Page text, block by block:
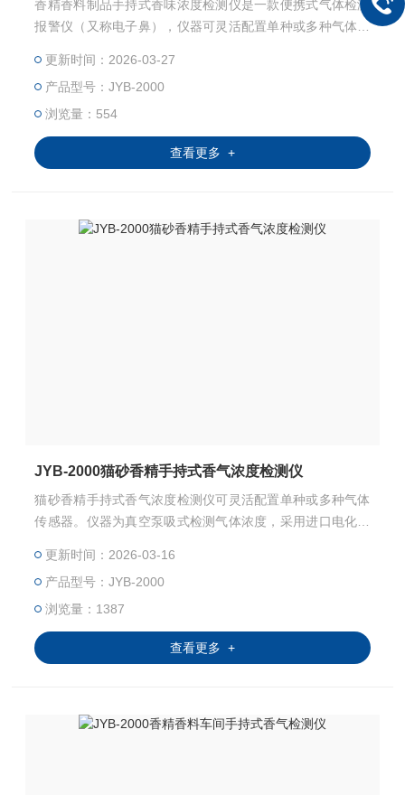
香精香料制品手持式香味浓度检测仪是一款便携式气体检测
报警仪（又称电子鼻），仪器可灵活配置单种或多种气体传
精、香薰、猫砂香精、日化香料这类气味。
更新时间：2026-03-27
产品型号：JYB-2000
浏览量：554
查看更多 +
JYB-2000猫砂香精手持式香气浓度检测仪
猫砂香精手持式香气浓度检测仪可灵活配置单种或多种气体
传感器。仪器为真空泵吸式检测气体浓度，采用进口电化学
菜单操作简单，使用场合：用来检测香水、香精、香薰、猫
砂香精、日化香料这类气味。
更新时间：2026-03-16
产品型号：JYB-2000
浏览量：1387
查看更多 +